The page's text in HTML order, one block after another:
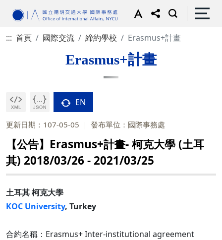
::: 首頁 國際交流 締約學校 Erasmus+計畫
Erasmus+計畫
EN
更新日期：107-05-05 發布單位：國際事務處
【公告】Erasmus+計畫- 柯克大學 (土耳
其) 2018/03/26 - 2021/03/25
土耳其 柯克大學
KOC University, Turkey
合約名稱：Erasmus+ Inter-institutional agreement